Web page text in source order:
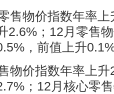
售物价指数年率
2.6%；12月零售
，前值上升
物价指数年率上
；12月核心零